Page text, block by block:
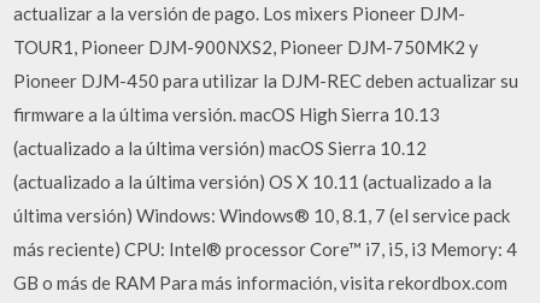
actualizar a la versión de pago. Los mixers Pioneer DJM-
TOUR1, Pioneer DJM-900NXS2, Pioneer DJM-750MK2 y
Pioneer DJM-450 para utilizar la DJM-REC deben actualizar su
firmware a la última versión. macOS High Sierra 10.13
(actualizado a la última versión) macOS Sierra 10.12
(actualizado a la última versión) OS X 10.11 (actualizado a la
última versión) Windows: Windows® 10, 8.1, 7 (el service pack
más reciente) CPU: Intel® processor Core™ i7, i5, i3 Memory: 4
GB o más de RAM Para más información, visita rekordbox.com